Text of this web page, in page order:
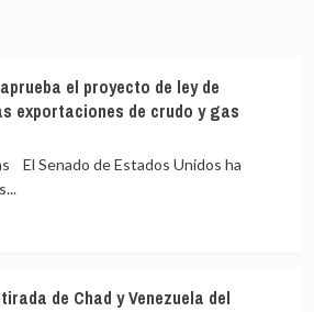
el proyecto de ley de
exportaciones de crudo y gas
El Senado de Estados Unidos ha
de Chad y Venezuela del